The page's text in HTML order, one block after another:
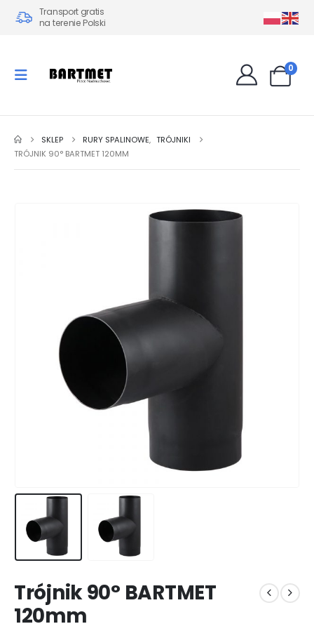
Transport gratis
na terenie Polski
0
SKLEP RURY SPALINOWE, TRÓJNIKI
TRÓJNIK 90° BARTMET 120MM
Trójnik 90° BARTMET
120mm